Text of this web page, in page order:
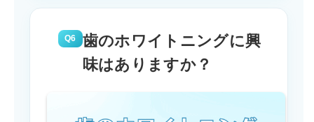
Q6
歯のホワイトニングに興
味はありますか？